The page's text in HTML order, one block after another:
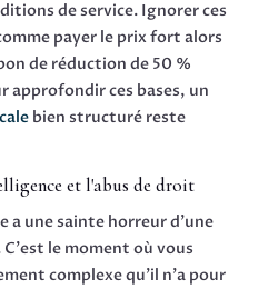
de service. Ignorer ces
payer le prix fort alors
de réduction de 50 %
approfondir ces bases, un
bien structuré reste
et l'abus de droit
a une sainte horreur d'une
le moment où vous
complexe qu'il n'a pour